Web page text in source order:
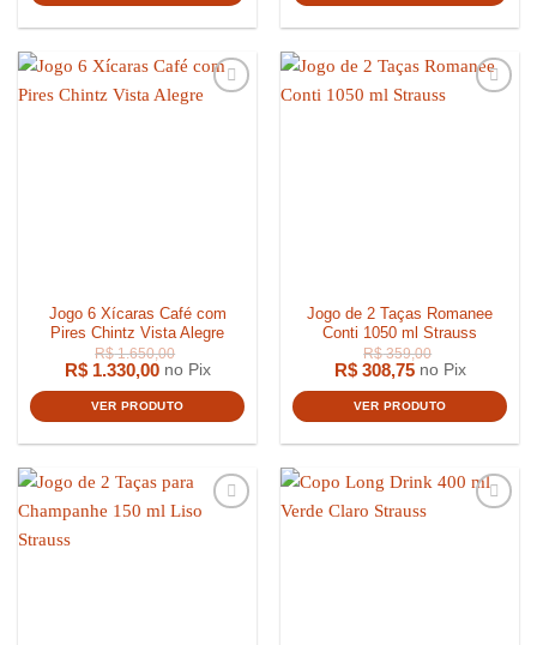
Jogo 6 Xícaras Café com
Pires Chintz Vista Alegre
R$1.330,00 no Pix
VER PRODUTO
Jogo de 2 Taças Romanee
Conti 1050 ml Strauss
R$308,75 no Pix
VER PRODUTO